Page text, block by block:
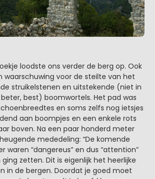
loodste ons verder de berg op. Ook
waarschuwing voor de steilte van het
struikelstenen en uitstekende (niet in
best) boomwortels. Het pad was
en soms zelfs nog ietsjes
aan boompjes en een enkele rots
boven. Na een paar honderd meter
mededeling: “De komende
waren “dangereus” en dus “attention”
zetten. Dit is eigenlijk het heerlijke
in de bergen. Doordat je goed moet